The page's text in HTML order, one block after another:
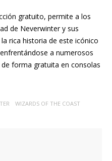
gratuito, permite a los
de Neverwinter y sus
rica historia de este icónico
a numerosos
forma gratuita en consolas
WIZARDS OF THE COAST